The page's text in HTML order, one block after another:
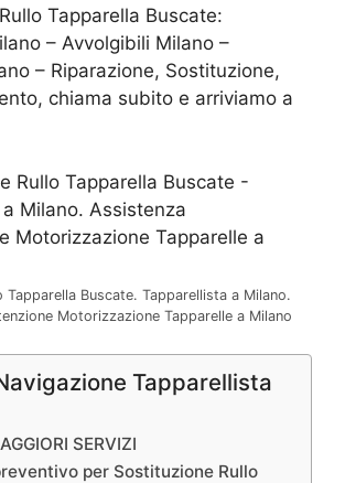
Tapparella Buscate:
– Avvolgibili Milano –
– Riparazione, Sostituzione,
chiama subito e arriviamo a
Tapparella Buscate. Tapparellista a Milano.
Motorizzazione Tapparelle a Milano
Tapparellista
SERVIZI
per Sostituzione Rullo